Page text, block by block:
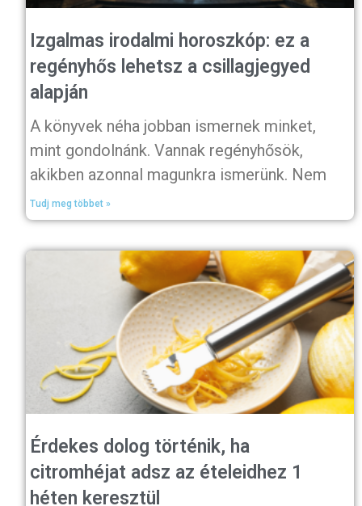
Izgalmas irodalmi horoszkóp: ez a
regényhős lehetsz a csillagjegyed
alapján
A könyvek néha jobban ismernek minket,
mint gondolnánk. Vannak regényhősök,
akikben azonnal magunkra ismerünk. Nem
Tudj meg többet »
Érdekes dolog történik, ha
citromhéjat adsz az ételeidhez 1
héten keresztül